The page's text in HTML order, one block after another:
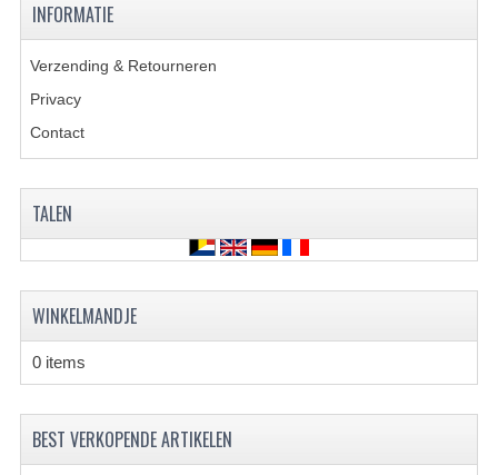
ELECTRONICA
UITLAAT
INFORMATIE
Verzending & Retourneren
Privacy
Contact
TALEN
WINKELMANDJE
0 items
BEST VERKOPENDE ARTIKELEN